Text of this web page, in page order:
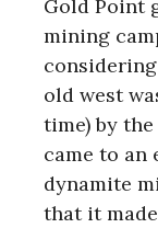
Gold Point
mining
old west
time) by
came to an
dynamite
that it